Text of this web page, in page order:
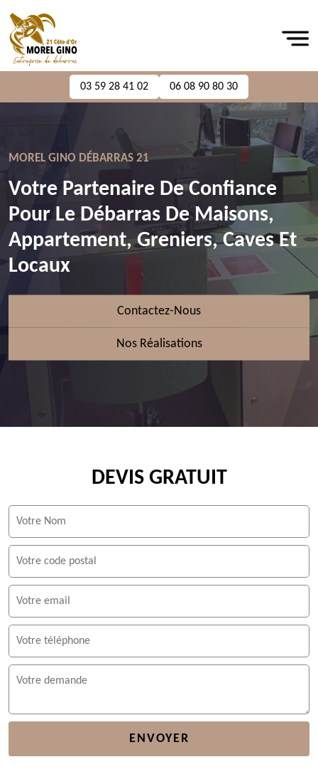
03 59 28 41 02 06 08 90 80 30
MOREL GINO DÉBARRAS 21
Votre Partenaire De Confiance
Pour Le Débarras De Maisons,
Appartement, Greniers, Caves Et
Locaux
Contactez-Nous
Nos Réalisations
DEVIS GRATUIT